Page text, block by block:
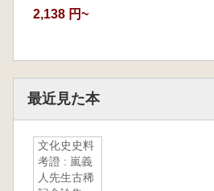
2,138 円~
最近見た本
文化史史料
考證 : 嵐義
人先生古稀